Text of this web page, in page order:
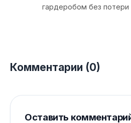
гардеробом без потери
Комментарии (0)
Оставить